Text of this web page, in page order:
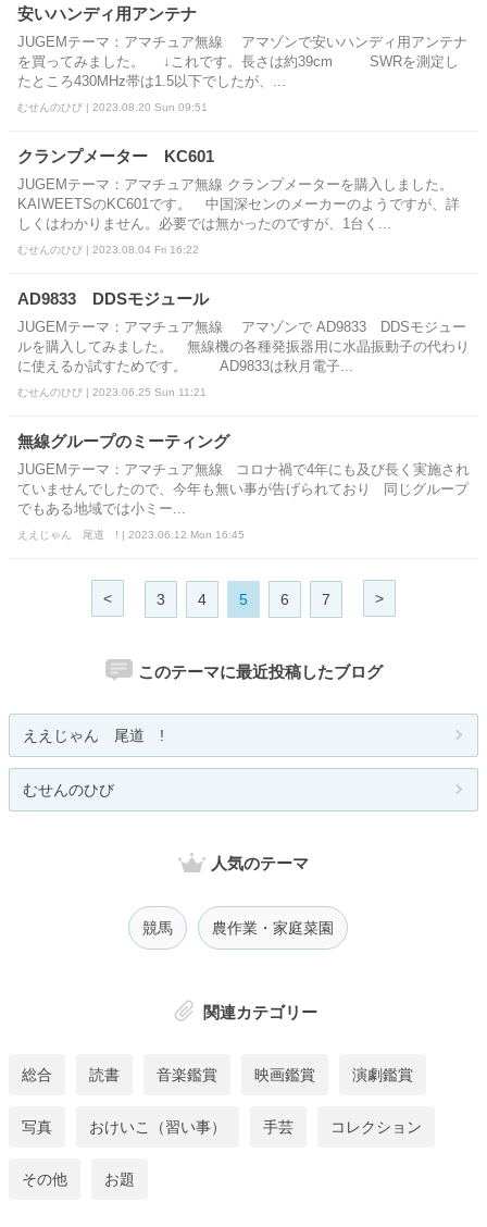
安いハンディ用アンテナ
JUGEMテーマ：アマチュア無線 アマゾンで安いハンディ用アンテナ
を買ってみました。 ↓これです。長さは約39cm SWRを測定し
たところ430MHz帯は1.5以下でしたが、...
むせんのひび | 2023.08.20 Sun 09:51
クランプメーター KC601
JUGEMテーマ：アマチュア無線 クランプメーターを購入しました。
KAIWEETSのKC601です。 中国深センのメーカーのようですが、詳
しくはわかりません。必要では無かったのですが、1台く...
むせんのひび | 2023.08.04 Fri 16:22
AD9833 DDSモジュール
JUGEMテーマ：アマチュア無線 アマゾンで AD9833 DDSモジュー
ルを購入してみました。 無線機の各種発振器用に水晶振動子の代わり
に使えるか試すためです。 AD9833は秋月電子...
むせんのひび | 2023.06.25 Sun 11:21
無線グループのミーティング
JUGEMテーマ：アマチュア無線 コロナ禍で4年にも及び長く実施され
ていませんでしたので、今年も無い事が告げられており 同じグループ
でもある地域では小ミー...
ええじゃん 尾道 ! | 2023.06.12 Mon 16:45
< 3 4 5 6 7 >
このテーマに最近投稿したブログ
ええじゃん 尾道 !
むせんのひび
人気のテーマ
競馬 農作業・家庭菜園
関連カテゴリー
総合 読書 音楽鑑賞 映画鑑賞 演劇鑑賞
写真 おけいこ（習い事） 手芸 コレクション
その他 お題